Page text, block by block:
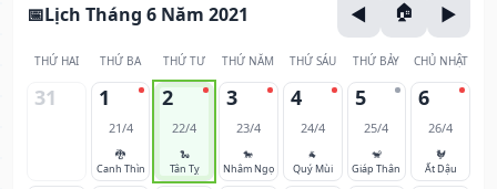
Lịch Tháng 6 Năm 2021
THỨ HAI THỨ BA THỨ TƯ THỨ NĂM THỨ SÁU THỨ BẢY CHỦ NHẬT
31 1
21/4
🐉
Canh Thìn
2
22/4
🐍
Tân Tỵ
3
23/4
🐎
Nhâm Ngọ
4
24/4
🐐
Quý Mùi
5
25/4
🐒
Giáp Thân
6
26/4
🐓
Ất Dậu